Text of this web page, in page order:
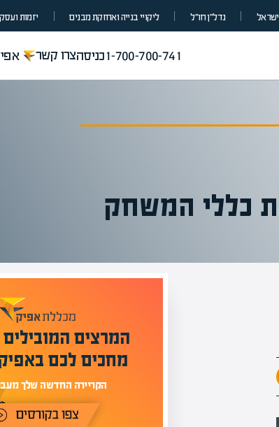
נדל״ן חו״ל ליקויי בנייה ואחזקת מבנים יזמות
1-700-700-741כניסהצרו קשר
כללי המשחק
המרצים המובילים בישראל
מחכים לכם באפיק אקדמי
החדשה שלך מעבר לפינה!
מומחים בהערכת שווי
מעל 1000 מומחים
בהערכות
מחכים לכם